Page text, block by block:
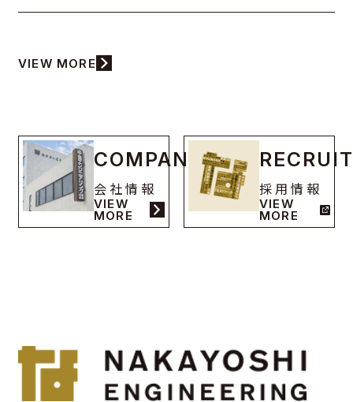
VIEW MORE
COMPANY
会社情報
VIEW
MORE
RECRUIT
採用情報
VIEW
MORE